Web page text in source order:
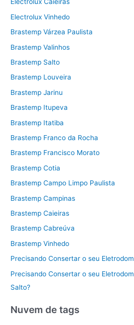
Electrolux Caieiras
Electrolux Vinhedo
Brastemp Várzea Paulista
Brastemp Valinhos
Brastemp Salto
Brastemp Louveira
Brastemp Jarinu
Brastemp Itupeva
Brastemp Itatiba
Brastemp Franco da Rocha
Brastemp Francisco Morato
Brastemp Cotia
Brastemp Campo Limpo Paulista
Brastemp Campinas
Brastemp Caieiras
Brastemp Cabreúva
Brastemp Vinhedo
Precisando Consertar o seu
Precisando Consertar o seu
Salto?
Nuvem de tags